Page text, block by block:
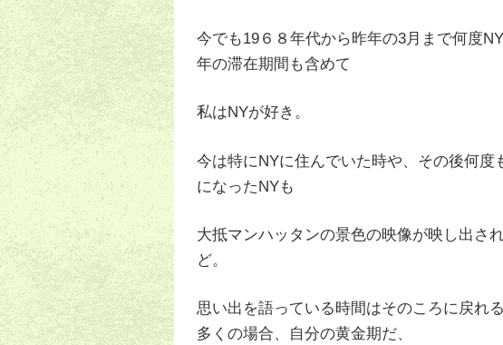
今でも19６８年代から昨年の3月まで何度
年の滞在期間も含めて
私はNYが好き。
今は特にNYに住んでいた時や、その後何度
になったNYも
大抵マンハッタンの景色の映像が映し出さ
ど。
思い出を語っている時間はそのころに戻れ
多くの場合、自分の黄金期だ、